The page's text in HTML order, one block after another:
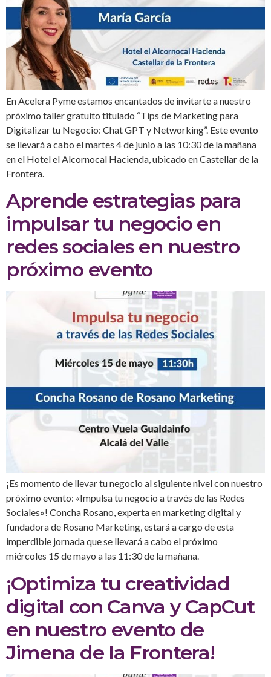
En Acelera Pyme estamos encantados de invitarte a nuestro
próximo taller gratuito titulado “Tips de Marketing para
Digitalizar tu Negocio: Chat GPT y Networking”. Este evento
se llevará a cabo el martes 4 de junio a las 10:30 de la mañana
en el Hotel el Alcornocal Hacienda, ubicado en Castellar de la
Frontera.
Aprende estrategias para
impulsar tu negocio en
redes sociales en nuestro
próximo evento
¡Es momento de llevar tu negocio al siguiente nivel con nuestro
próximo evento: «Impulsa tu negocio a través de las Redes
Sociales»! Concha Rosano, experta en marketing digital y
fundadora de Rosano Marketing, estará a cargo de esta
imperdible jornada que se llevará a cabo el próximo
miércoles 15 de mayo a las 11:30 de la mañana.
¡Optimiza tu creatividad
digital con Canva y CapCut
en nuestro evento de
Jimena de la Frontera!